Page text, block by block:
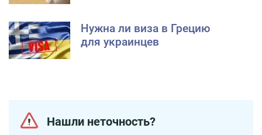
Нужна ли виза в Грецию
для украинцев
Нашли неточность?